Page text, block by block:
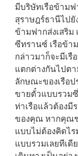
มีบริษัทเรือข้ามฟ
สุราษฎร์ธานีไปยั
ข้ามฟากส่งเสริม
ซีทรานซ์ เรือข้า
กล่าวมาก็จะมีเรื
แตกต่างกันไปต
ลักษณะของเรือ
ขายตั๋วแบบรวม
ท่าเรือแล้วต้องมี
ของคุณ หากคุณช
แบบไม่ต้องคิดไ
แบบรวมเลยทีเดี